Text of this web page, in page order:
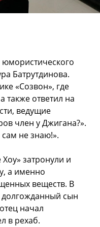
юмористического
Батрутдинова.
«Созвон», где
также ответил на
ведущие
член у Джигана?».
не знаю!».
затронули и
а именно
веществ. В
сын
начал
в рехаб.